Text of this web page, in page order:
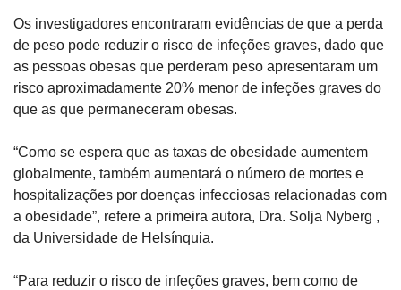
Os investigadores encontraram evidências de que a perda
de peso pode reduzir o risco de infeções graves, dado que
as pessoas obesas que perderam peso apresentaram um
risco aproximadamente 20% menor de infeções graves do
que as que permaneceram obesas.
“Como se espera que as taxas de obesidade aumentem
globalmente, também aumentará o número de mortes e
hospitalizações por doenças infecciosas relacionadas com
a obesidade”, refere a primeira autora, Dra. Solja Nyberg ,
da Universidade de Helsínquia.
“Para reduzir o risco de infeções graves, bem como de